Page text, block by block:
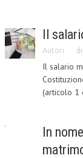
DIRITTO
FISCALITÀ
TAX RISK
TRANSFER
Il
Autori di
Il salario
(articolo 1
In